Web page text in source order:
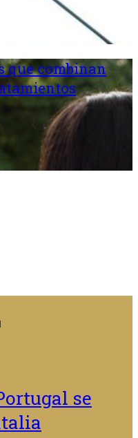
que combinan
se